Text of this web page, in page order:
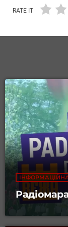
RATE IT